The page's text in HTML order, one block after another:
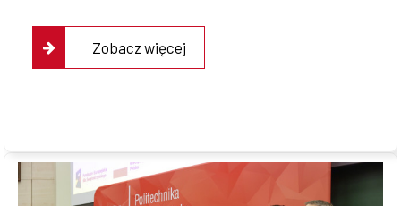
Zobacz więcej